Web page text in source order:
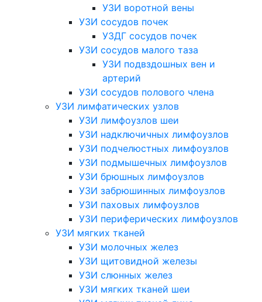
УЗИ воротной вены
УЗИ сосудов почек
УЗДГ сосудов почек
УЗИ сосудов малого таза
УЗИ подвздошных вен и
артерий
УЗИ сосудов полового члена
УЗИ лимфатических узлов
УЗИ лимфоузлов шеи
УЗИ надключичных лимфоузлов
УЗИ подчелюстных лимфоузлов
УЗИ подмышечных лимфоузлов
УЗИ брюшных лимфоузлов
УЗИ забрюшинных лимфоузлов
УЗИ паховых лимфоузлов
УЗИ периферических лимфоузлов
УЗИ мягких тканей
УЗИ молочных желез
УЗИ щитовидной железы
УЗИ слюнных желез
УЗИ мягких тканей шеи